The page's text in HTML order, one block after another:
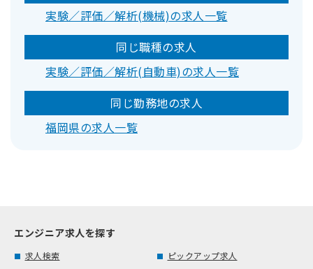
実験／評価／解析(機械)の求人一覧
同じ職種の求人
実験／評価／解析(自動車)の求人一覧
同じ勤務地の求人
福岡県の求人一覧
エンジニア求人を探す
求人検索
ピックアップ求人